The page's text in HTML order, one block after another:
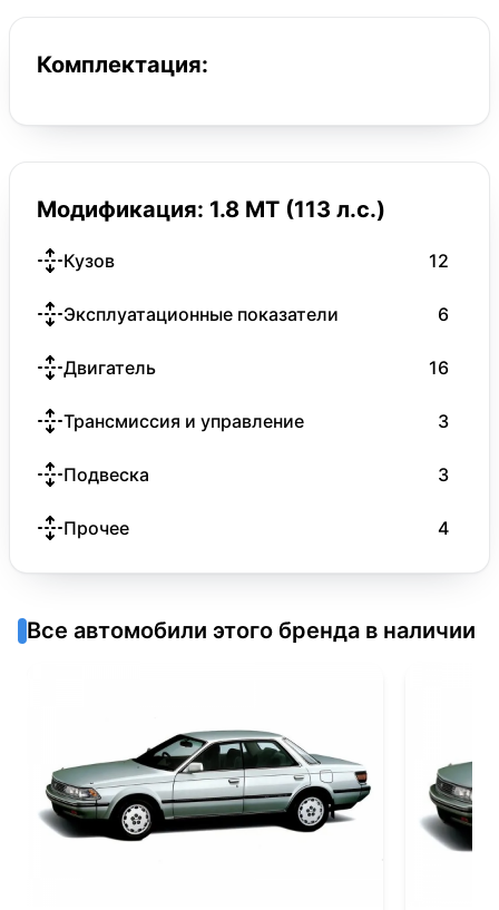
Комплектация:
Модификация: 1.8 MT (113 л.с.)
Кузов 12
Эксплуатационные показатели 6
Двигатель 16
Трансмиссия и управление 3
Подвеска 3
Прочее 4
Все автомобили этого бренда в наличии